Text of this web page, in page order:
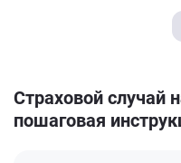
Страховой случай
пошаговая